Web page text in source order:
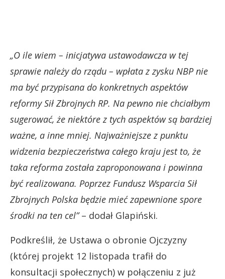
„O ile wiem – inicjatywa ustawodawcza w tej
sprawie należy do rządu – wpłata z zysku NBP nie
ma być przypisana do konkretnych aspektów
reformy Sił Zbrojnych RP. Na pewno nie chciałbym
sugerować, że niektóre z tych aspektów są bardziej
ważne, a inne mniej. Najważniejsze z punktu
widzenia bezpieczeństwa całego kraju jest to, że
taka reforma została zaproponowana i powinna
być realizowana. Poprzez Fundusz Wsparcia Sił
Zbrojnych Polska będzie mieć zapewnione spore
środki na ten cel”– dodał Glapiński.
Podkreślił, że Ustawa o obronie Ojczyzny
(której projekt 12 listopada trafił do
konsultacji społecznych) w połączeniu z już